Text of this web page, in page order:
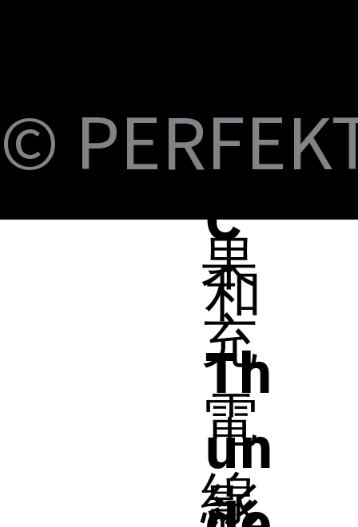
Braided Cable, 100W 3ft
價格
NT$399.00
價格
NT$399.00
價格
NT$699.00
價格
NT$999.00
價格
NT$1,699.00
Charging
價格
NT$599.00
Adapter
價格
NT$450.00
Adapter
價格
NT$450.00
應，1米)
價格
NT$1,390.00
價格
NT$599.00
0.15米)
價格
NT$350.00
Nylon, 3米)
價格
NT$598.00
Nylon, 2米)
價格
NT$498.00
Nylon, 1米)
價格
NT$398.00
Nylon, 3米)
價格
NT$498.00
B-
C
和
Th
un
Fi
蘋
果
充
電
線
影
©